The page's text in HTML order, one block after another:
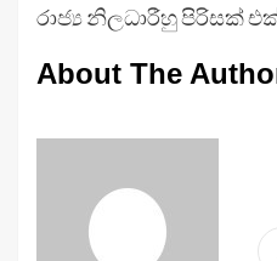
රාජ්‍ය නිලධාරීහු පිරිසක්
About The